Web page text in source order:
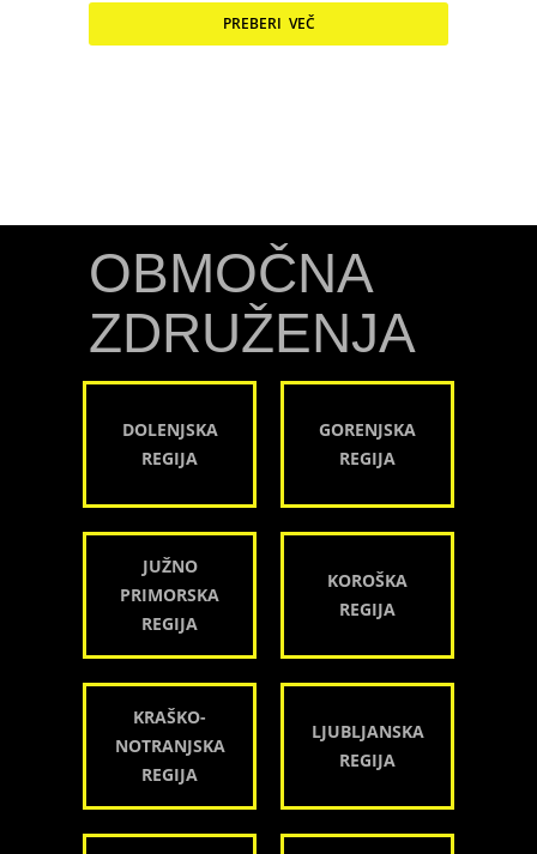
PREBERI VEČ
OBMOČNA
ZDRUŽENJA
DOLENJSKA
REGIJA
GORENJSKA
REGIJA
JUŽNO
PRIMORSKA
REGIJA
KOROŠKA
REGIJA
KRAŠKO-
NOTRANJSKA
REGIJA
LJUBLJANSKA
REGIJA